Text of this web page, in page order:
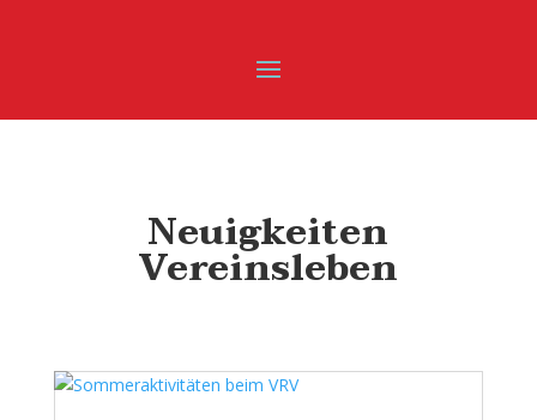
Neuigkeiten
Vereinsleben